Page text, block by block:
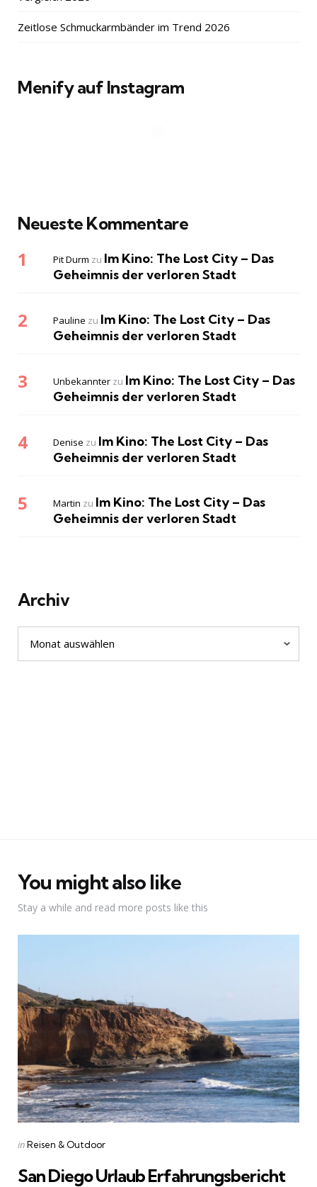
Zeitlose Schmuckarmbänder im Trend 2026
Menify auf Instagram
Neueste Kommentare
Pit Durm zu Im Kino: The Lost City – Das
Geheimnis der verloren Stadt
Pauline zu Im Kino: The Lost City – Das
Geheimnis der verloren Stadt
Unbekannter zu Im Kino: The Lost City – Das
Geheimnis der verloren Stadt
Denise zu Im Kino: The Lost City – Das
Geheimnis der verloren Stadt
Martin zu Im Kino: The Lost City – Das
Geheimnis der verloren Stadt
Archiv
Archiv
You might also like
Stay a while and read more posts like this
Categories
Posted
inReisen & Outdoor
San Diego Urlaub Erfahrungsbericht